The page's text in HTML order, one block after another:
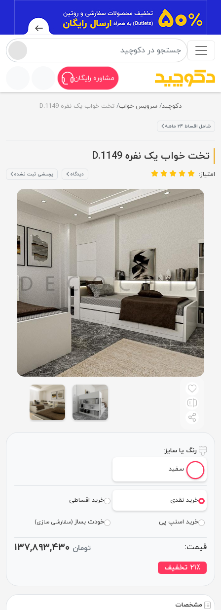
مشاوره رایگان
دکوچید سرویس خواب تخت خواب یک نفره D.1149
شامل اقساط ۲۴ ماهه
تخت خواب یک نفره D.1149
امتیاز: دیدگاه پرسشی ثبت نشده
مشخصات
رنگ یا سایز:
سفید
خرید نقدی خرید اقساطی
خرید اسنپ پی خودت بساز(سفارشی سازی)
قیمت: تومان ۱۳۷,۸۹۳,۴۳۰
۲۱٪ تخفیف